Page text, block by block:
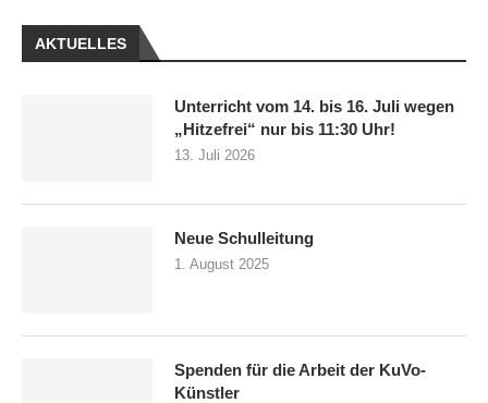
AKTUELLES
Unterricht vom 14. bis 16. Juli wegen
„Hitzefrei“ nur bis 11:30 Uhr!
13. Juli 2026
Neue Schulleitung
1. August 2025
Spenden für die Arbeit der KuVo-
Künstler